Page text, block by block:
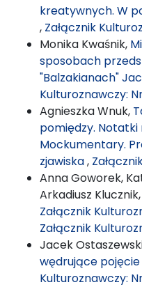
kreatywnych. W
, Załącznik
Monika Kwaśnik,
sposobach
"Balzakianach"
Kulturoznawczy:
Agnieszka Wnuk,
pomiędzy. Notatki
Mockumentary.
zjawiska,
Anna Goworek,
Arkadiusz Klucznik,
Załącznik
Załącznik
Jacek
wędrujące
Kulturoznawczy: